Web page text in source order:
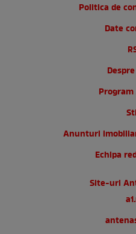
Politica de
Date
Anunturi
Echipa
Site-uri